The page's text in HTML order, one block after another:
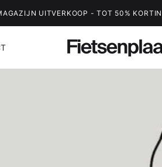
UITVERKOOP - TOT 50%